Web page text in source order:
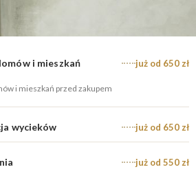
i mieszkań już od 650 zł
i mieszkań przed zakupem
wycieków już od 650 zł
już od 550 zł